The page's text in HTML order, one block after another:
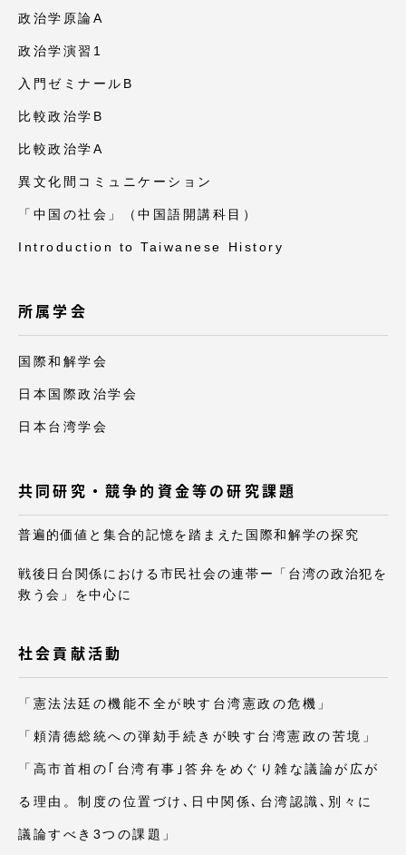
政治学原論A
政治学演習1
入門ゼミナールB
比較政治学B
比較政治学A
異文化間コミュニケーション
「中国の社会」（中国語開講科目）
Introduction to Taiwanese History
所属学会
国際和解学会
日本国際政治学会
日本台湾学会
共同研究・競争的資金等の研究課題
普遍的価値と集合的記憶を踏まえた国際和解学の探究
戦後日台関係における市民社会の連帯ー「台湾の政治犯を
救う会」を中心に
社会貢献活動
「憲法法廷の機能不全が映す台湾憲政の危機」
「頼清徳総統への弾劾手続きが映す台湾憲政の苦境」
「高市首相の｢台湾有事｣答弁をめぐり雑な議論が広が
る理由。制度の位置づけ､日中関係､台湾認識､別々に
議論すべき3つの課題」